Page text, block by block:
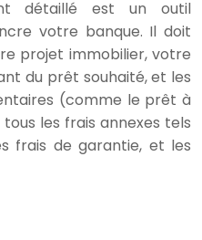
détaillé est un outil
votre banque. Il doit
projet immobilier, votre
du prêt souhaité, et les
(comme le prêt à
les frais annexes tels
frais de garantie, et les